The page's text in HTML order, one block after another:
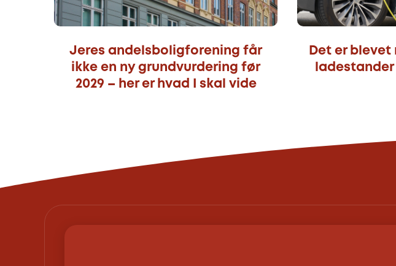
Jeres andelsboligforening får
ikke en ny grundvurdering før
2029 – her er hvad I skal vide
Det er